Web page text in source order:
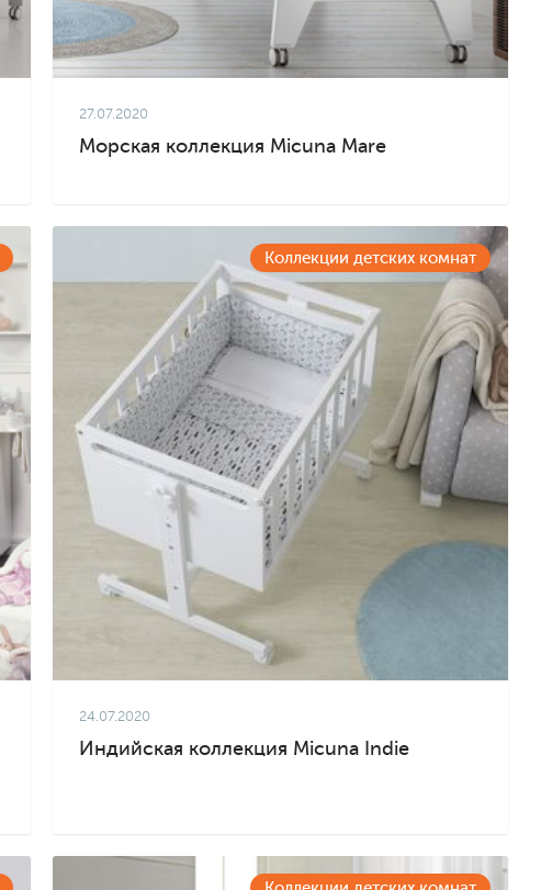
27.07.2020
Морская коллекция Micuna Mare
Коллекции детских комнат
24.07.2020
Индийская коллекция Micuna Indie